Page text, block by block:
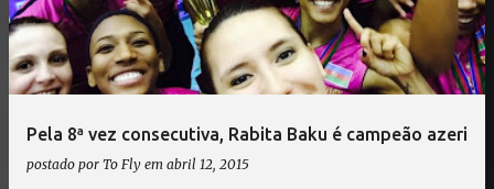
Pela 8ª vez consecutiva, Rabita Baku é campeão azeri
postado por To Fly em abril 12, 2015